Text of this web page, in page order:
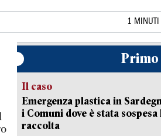
1 MINUTI
Primo
Il caso
Emergenza plastica in
i Comuni dove è stata sospesa
raccolta